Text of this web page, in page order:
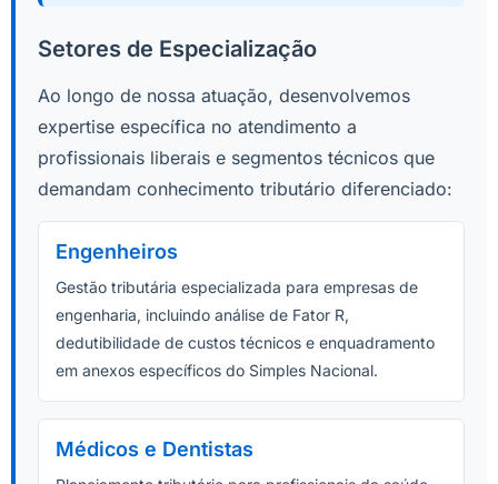
Setores de Especialização
Ao longo de nossa atuação, desenvolvemos
expertise específica no atendimento a
profissionais liberais e segmentos técnicos que
demandam conhecimento tributário diferenciado:
Engenheiros
Gestão tributária especializada para empresas de
engenharia, incluindo análise de Fator R,
dedutibilidade de custos técnicos e enquadramento
em anexos específicos do Simples Nacional.
Médicos e Dentistas